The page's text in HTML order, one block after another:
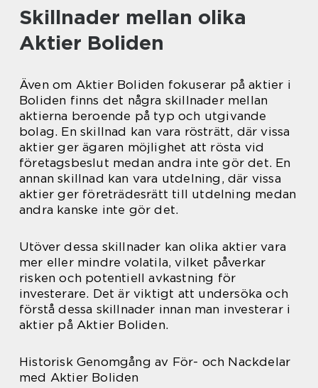
Skillnader mellan olika
Aktier Boliden
Även om Aktier Boliden fokuserar på aktier i
Boliden finns det några skillnader mellan
aktierna beroende på typ och utgivande
bolag. En skillnad kan vara rösträtt, där vissa
aktier ger ägaren möjlighet att rösta vid
företagsbeslut medan andra inte gör det. En
annan skillnad kan vara utdelning, där vissa
aktier ger företrädesrätt till utdelning medan
andra kanske inte gör det.
Utöver dessa skillnader kan olika aktier vara
mer eller mindre volatila, vilket påverkar
risken och potentiell avkastning för
investerare. Det är viktigt att undersöka och
förstå dessa skillnader innan man investerar i
aktier på Aktier Boliden.
Historisk Genomgång av För- och Nackdelar
med Aktier Boliden